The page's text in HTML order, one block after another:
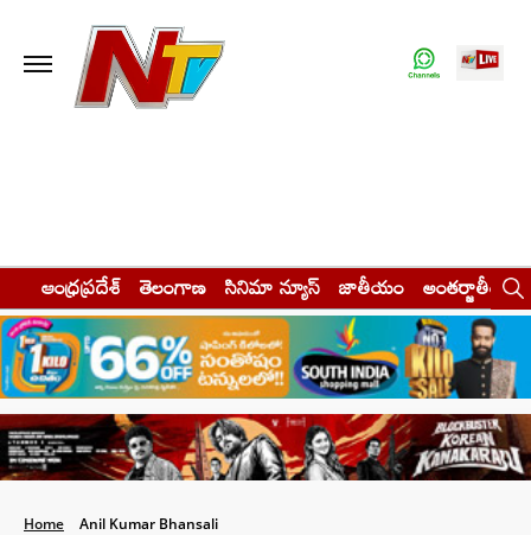
ఆంధ్రప్రదేశ్ తెలంగాణ సినిమా న్యూస్ జాతీయం అంతర్జాతీయం
Home Anil Kumar Bhansali